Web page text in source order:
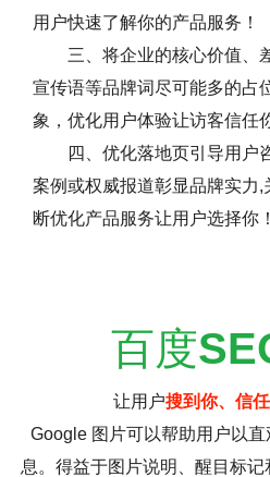
用户快速了解你的产品服务！
三、将企业的核心价值、
宣传语等品牌词尽可能多的占
象，优化用户体验让访客信任
四、优化落地页引导用户
案例或权威报道彰显品牌实力,
断优化产品服务让用户选择你！
百度
让用户搜到你、信
Google 图片可以帮助用户以
息。得益于图片说明、醒目标